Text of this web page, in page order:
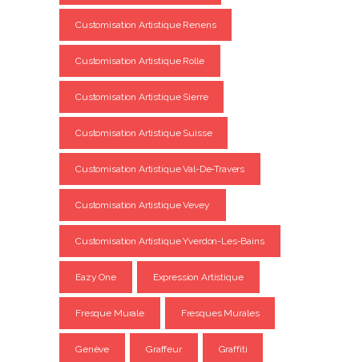
Customisation Artistique Renens
Customisation Artistique Rolle
Customisation Artistique Sierre
Customisation Artistique Suisse
Customisation Artistique Val-De-Travers
Customisation Artistique Vevey
Customisation Artistique Yverdon-Les-Bains
Eazy One Expression Artistique
Fresque Murale Fresques Murales
Genève Graffeur Graffiti